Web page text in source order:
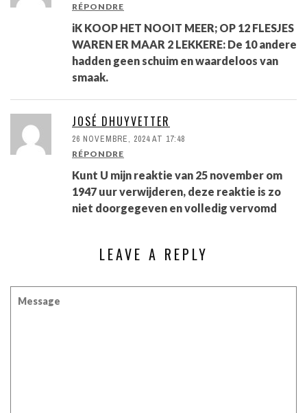
RÉPONDRE
iK KOOP HET NOOIT MEER; OP 12 FLESJES
WAREN ER MAAR 2 LEKKERE: De 10 andere
hadden geen schuim en waardeloos van
smaak.
JOSÉ DHUYVETTER
26 NOVEMBRE, 2024 AT 17:48
RÉPONDRE
Kunt U mijn reaktie van 25 november om
1947 uur verwijderen, deze reaktie is zo
niet doorgegeven en volledig vervomd
LEAVE A REPLY